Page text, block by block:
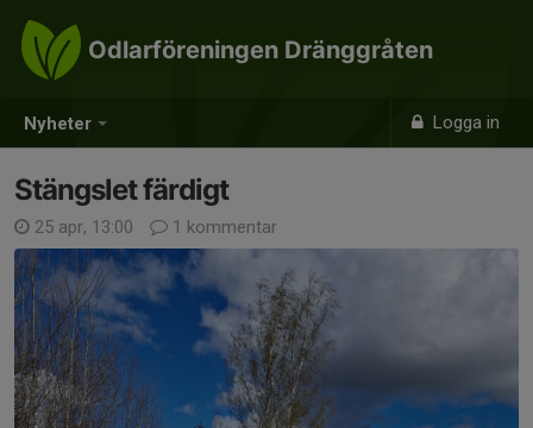
Nyheter Logga in
Odlarföreningen Dränggråten
Stängslet färdigt
25 apr, 13:00 1 kommentar